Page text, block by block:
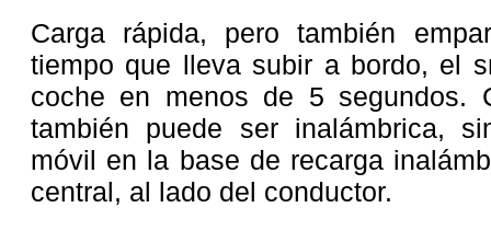
Carga rápida, pero también
tiempo que lleva subir a bordo, el
coche en menos de 5 segundos.
también puede ser inalámbrica,
móvil en la base de recarga
central, al lado del conductor.